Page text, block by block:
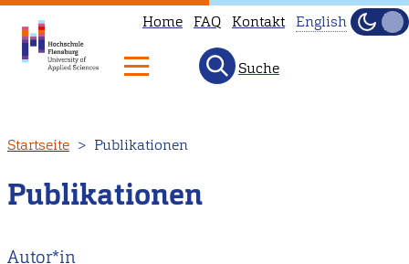
zum
Inhalt
Home FAQ Kontakt English
Hell
Suche
Startseite Publikationen
Publikationen
Autor*in